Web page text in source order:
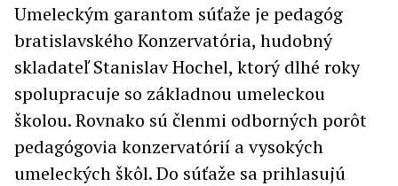
Umeleckým garantom súťaže je pedagóg
bratislavského Konzervatória, hudobný
skladateľ Stanislav Hochel, ktorý dlhé roky
spolupracuje so základnou umeleckou
školou. Rovnako sú členmi odborných porôt
pedagógovia konzervatórií a vysokých
umeleckých škôl. Do súťaže sa prihlasujú